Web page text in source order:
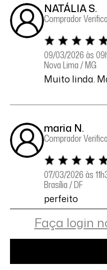
NATÁLIA S.
Comprador
09/03/2026 às
Nova Lima / MG
Muito linda.
maria N.
Comprador
07/03/2026 às
Brasília / DF
perfeito
Faça login